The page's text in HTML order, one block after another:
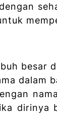
besar
dalam
dirinya